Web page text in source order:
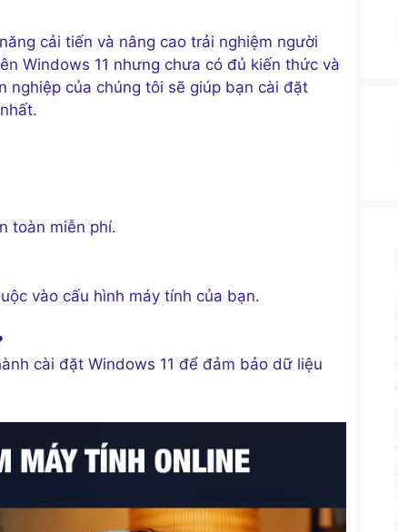
cải tiến và nâng cao trải nghiệm người
Windows 11 nhưng chưa có đủ kiến thức và
nghiệp của chúng tôi sẽ giúp bạn cài đặt
toàn miễn phí.
vào cấu hình máy tính của bạn.
cài đặt Windows 11 để đảm bảo dữ liệu